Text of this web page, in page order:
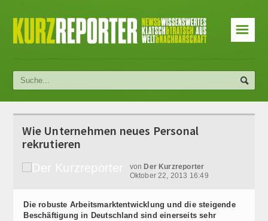
☰
Wie Unternehmen neues Personal
rekrutieren
von Der Kurzreporter
Oktober 22, 2013 16:49
Die robuste Arbeitsmarktentwicklung und die steigende
Beschäftigung in Deutschland sind einerseits sehr